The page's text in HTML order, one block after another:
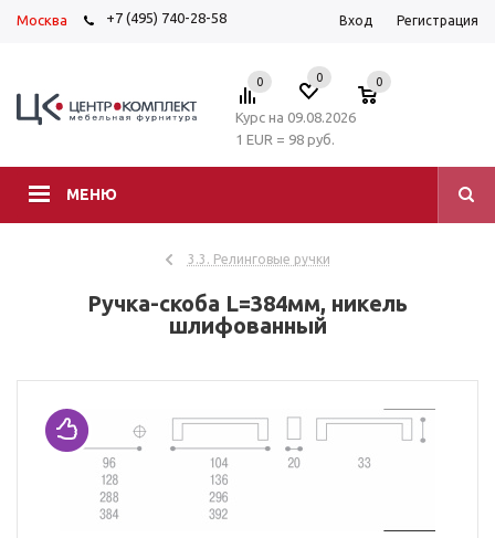
Москва +7 (495) 740-28-58 Вход Регистрация
МЕНЮ
0 0 0
Курс на 09.08.2026
1 EUR = 98 руб.
3.3. Релинговые ручки
Ручка-скоба L=384мм, никель
шлифованный